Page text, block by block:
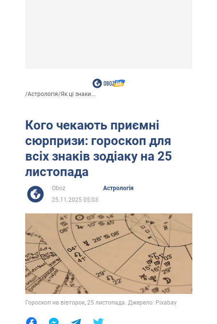
/Астрологія/Як ці знаки...
Кого чекають приємні
сюрпризи: гороскоп для
всіх знаків зодіаку на 25
листопада
Oboz
Астрологія
25.11.2025 05:03
Гороскоп на вівторок, 25 листопада. Джерело: Pixabay